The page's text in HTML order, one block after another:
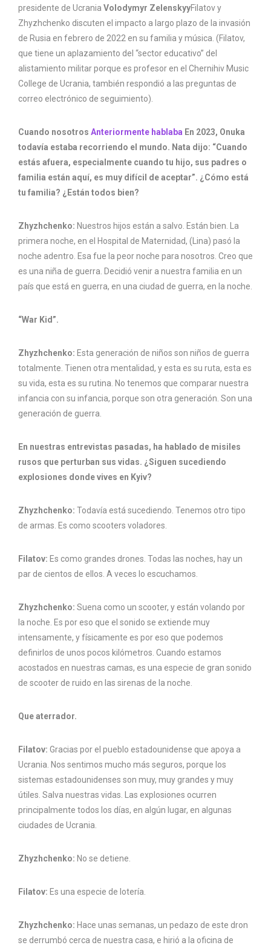
presidente de Ucrania Volodymyr ZelenskyyFilatov y
Zhyzhchenko discuten el impacto a largo plazo de la invasión
de Rusia en febrero de 2022 en su familia y música. (Filatov,
que tiene un aplazamiento del “sector educativo” del
alistamiento militar porque es profesor en el Chernihiv Music
College de Ucrania, también respondió a las preguntas de
correo electrónico de seguimiento).
Cuando nosotros Anteriormente hablaba En 2023, Onuka
todavía estaba recorriendo el mundo. Nata dijo: “Cuando
estás afuera, especialmente cuando tu hijo, sus padres o
familia están aquí, es muy difícil de aceptar”. ¿Cómo está
tu familia? ¿Están todos bien?
Zhyzhchenko: Nuestros hijos están a salvo. Están bien. La
primera noche, en el Hospital de Maternidad, (Lina) pasó la
noche adentro. Esa fue la peor noche para nosotros. Creo que
es una niña de guerra. Decidió venir a nuestra familia en un
país que está en guerra, en una ciudad de guerra, en la noche.
“War Kid”.
Zhyzhchenko: Esta generación de niños son niños de guerra
totalmente. Tienen otra mentalidad, y esta es su ruta, esta es
su vida, esta es su rutina. No tenemos que comparar nuestra
infancia con su infancia, porque son otra generación. Son una
generación de guerra.
En nuestras entrevistas pasadas, ha hablado de misiles
rusos que perturban sus vidas. ¿Siguen sucediendo
explosiones donde vives en Kyiv?
Zhyzhchenko: Todavía está sucediendo. Tenemos otro tipo
de armas. Es como scooters voladores.
Filatov: Es como grandes drones. Todas las noches, hay un
par de cientos de ellos. A veces lo escuchamos.
Zhyzhchenko: Suena como un scooter, y están volando por
la noche. Es por eso que el sonido se extiende muy
intensamente, y físicamente es por eso que podemos
definirlos de unos pocos kilómetros. Cuando estamos
acostados en nuestras camas, es una especie de gran sonido
de scooter de ruido en las sirenas de la noche.
Que aterrador.
Filatov: Gracias por el pueblo estadounidense que apoya a
Ucrania. Nos sentimos mucho más seguros, porque los
sistemas estadounidenses son muy, muy grandes y muy
útiles. Salva nuestras vidas. Las explosiones ocurren
principalmente todos los días, en algún lugar, en algunas
ciudades de Ucrania.
Zhyzhchenko: No se detiene.
Filatov: Es una especie de lotería.
Zhyzhchenko: Hace unas semanas, un pedazo de este dron
se derrumbó cerca de nuestra casa, e hirió a la oficina de